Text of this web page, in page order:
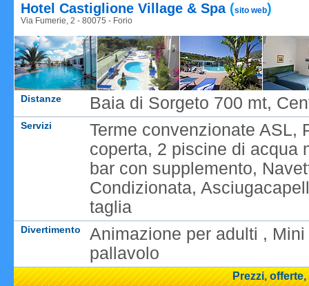
Hotel Castiglione Village & Spa(sito web)
Via Fumerie, 2 - 80075 - Forio
Distanze Baia di Sorgeto 700 mt,
Servizi
Terme convenzionate ASL,
coperta, 2 piscine di acqua
bar con supplemento,
Condizionata,
taglia
Divertimento
Animazione per adulti ,
pallavolo
Prezzi,